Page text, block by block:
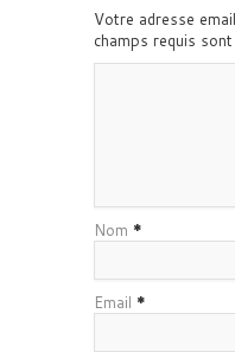
Votre adresse
champs requis
Nom *
Email *